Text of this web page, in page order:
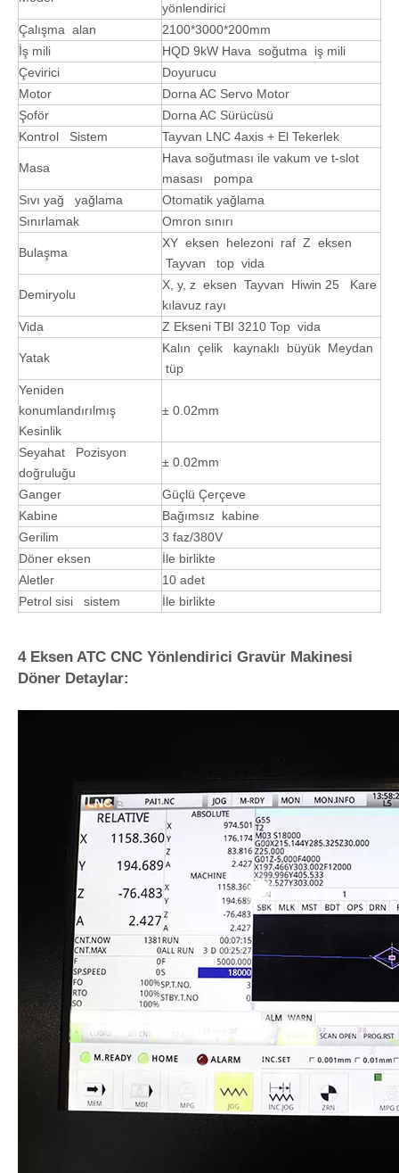
yönlendirici
Çalışma alan
2100*3000*200mm
İş mili
HQD 9kW Hava soğutma iş mili
Çevirici
Doyurucu
Motor
Dorna AC Servo Motor
Şoför
Dorna AC Sürücüsü
Kontrol Sistem
Tayvan LNC 4axis + El Tekerlek
Masa
Hava soğutması ile vakum ve t-slot
masası pompa
Sıvı yağ yağlama
Otomatik yağlama
Sınırlamak
Omron sınırı
Bulaşma
XY eksen helezoni raf Z eksen
Tayvan top vida
Demiryolu
X, y, z eksen Tayvan Hiwin 25 Kare
kılavuz rayı
Vida
Z Ekseni TBI 3210 Top vida
Yatak
Kalın çelik kaynaklı büyük Meydan
tüp
Yeniden
konumlandırılmış
Kesinlik
± 0.02mm
Seyahat Pozisyon
doğruluğu
± 0.02mm
Ganger
Güçlü Çerçeve
Kabine
Bağımsız kabine
Gerilim
3 faz/380V
Döner eksen
İle birlikte
Aletler
10 adet
Petrol sisi sistem
İle birlikte
4 Eksen ATC CNC Yönlendirici Gravür Makinesi
Döner Detaylar: